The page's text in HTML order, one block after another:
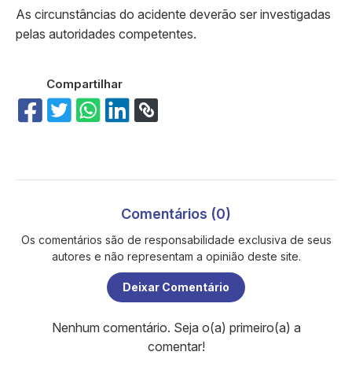
As circunstâncias do acidente deverão ser investigadas
pelas autoridades competentes.
Compartilhar
Comentários (0)
Os comentários são de responsabilidade exclusiva de seus
autores e não representam a opinião deste site.
Deixar Comentário
Nenhum comentário. Seja o(a) primeiro(a) a
comentar!